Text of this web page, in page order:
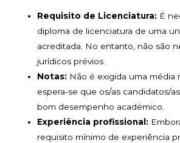
Requisito de Licenciatura: É
diploma de licenciatura de uma
acreditada. No entanto, não são
jurídicos prévios.
Notas: Não é exigida uma média
espera-se que os/as candidatos/
bom desempenho académico.
Experiência profissional:
requisito mínimo de experiência